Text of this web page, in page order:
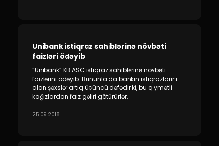
Unibank istiqraz sahiblərinə növbəti
faizləri ödəyib
“Unibank” KB ASC istiqraz sahiblərinə növbəti
faizlərini ödəyib. Bununla da bankın istiqrazlarını
alan şəxslər artıq üçüncü dəfədir ki, bu qiymətli
kağızlardan faiz gəliri götürürlər.
25.09.2018